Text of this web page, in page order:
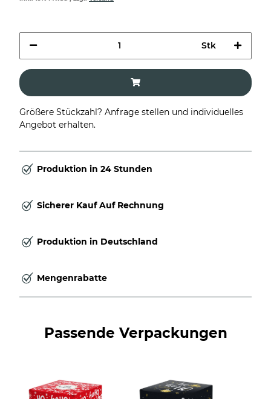
Stk
Größere Stückzahl? Anfrage stellen und individuelles
Angebot erhalten.
Produktion in 24 Stunden
Sicherer Kauf Auf Rechnung
Produktion in Deutschland
Mengenrabatte
Passende Verpackungen